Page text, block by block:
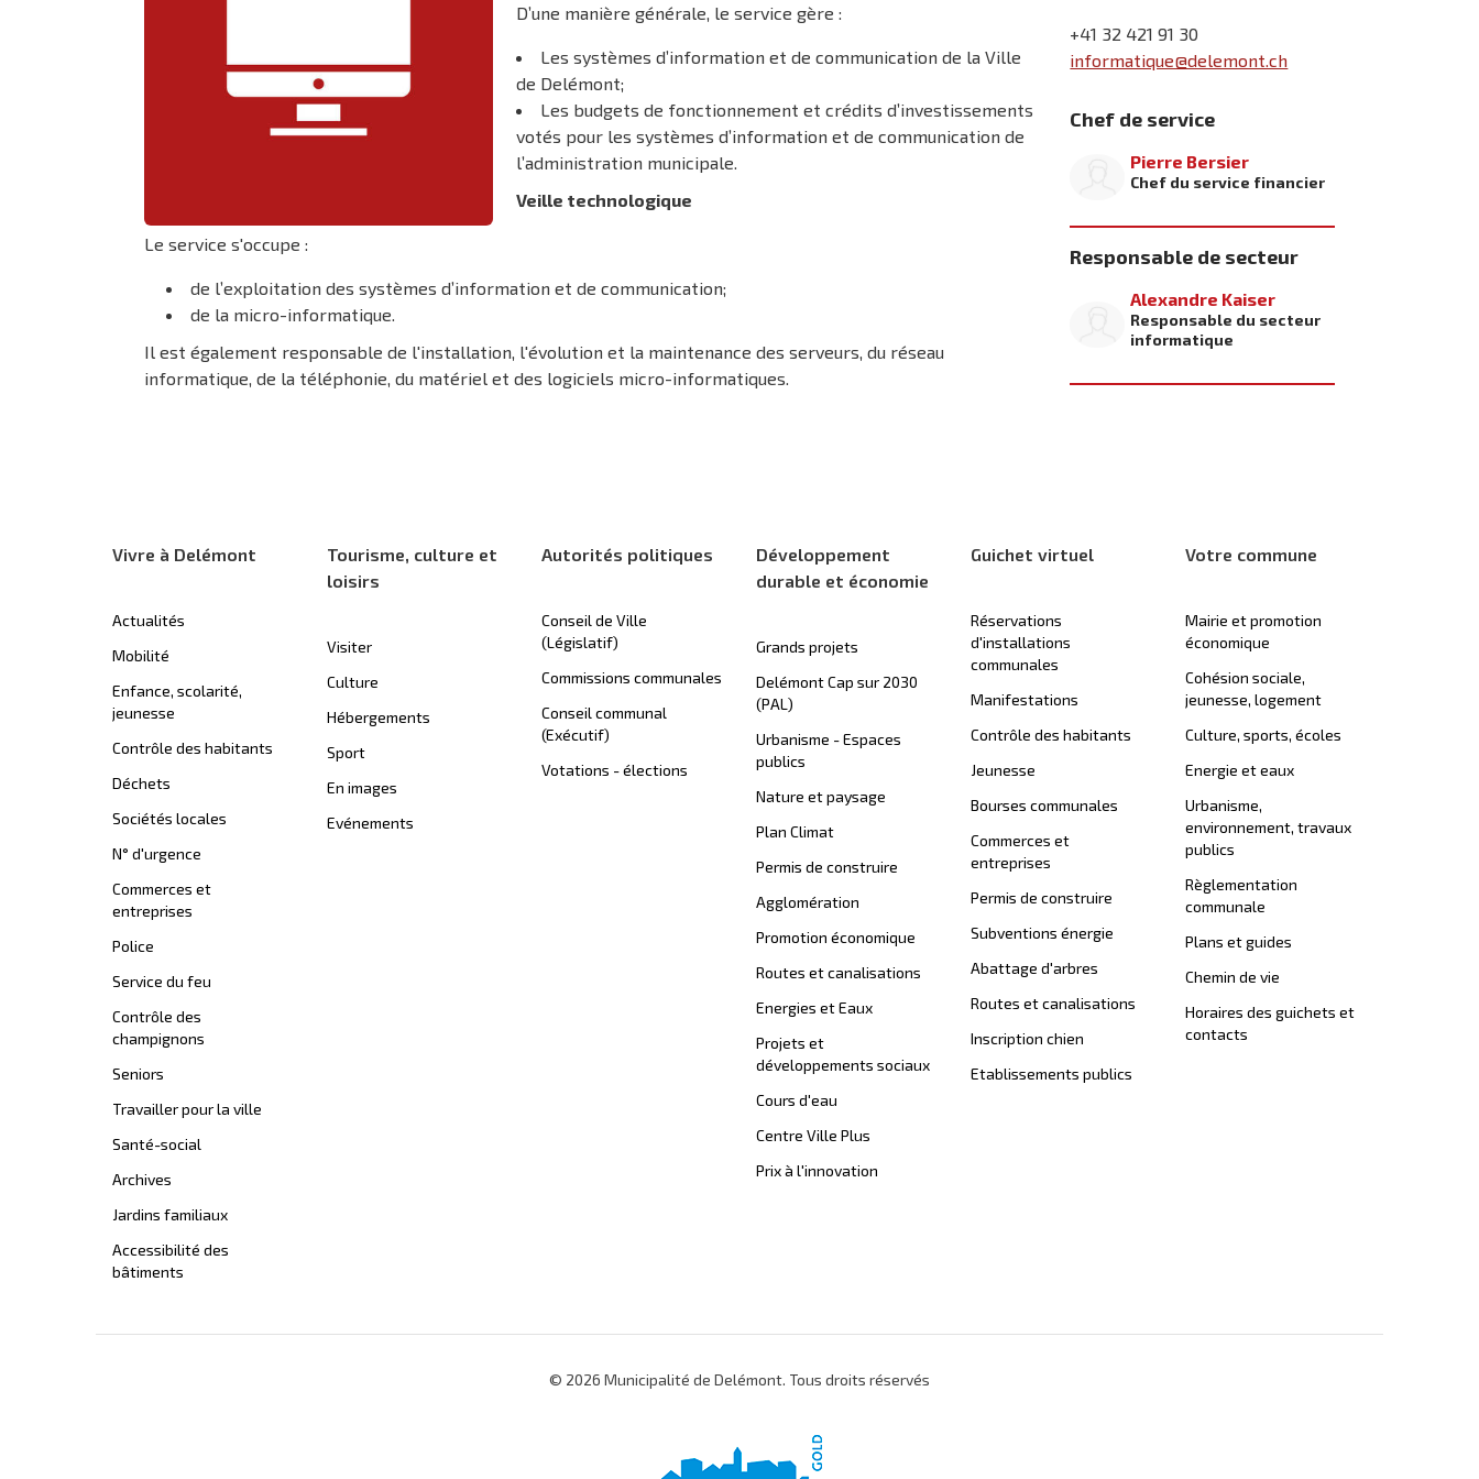
D’une manière générale, le service gère :
Les systèmes d’information et de communication de la Ville
de Delémont;
Les budgets de fonctionnement et crédits d’investissements
votés pour les systèmes d’information et de communication de
l’administration municipale.
Veille technologique
Le service s'occupe :
de l’exploitation des systèmes d’information et de communication;
de la micro-informatique.
Il est également responsable de l'installation, l'évolution et la maintenance des serveurs, du réseau
informatique, de la téléphonie, du matériel et des logiciels micro-informatiques.
+41 32 421 91 30
informatique@delemont.ch
Chef de service
Pierre Bersier
Chef du service financier
Responsable de secteur
Alexandre Kaiser
Responsable du secteur
informatique
Vivre à Delémont
Actualités
Mobilité
Enfance, scolarité,
jeunesse
Contrôle des habitants
Déchets
Sociétés locales
N° d'urgence
Commerces et
entreprises
Police
Service du feu
Contrôle des
champignons
Seniors
Travailler pour la ville
Santé-social
Archives
Jardins familiaux
Accessibilité des
bâtiments
Tourisme, culture et
loisirs
Visiter
Culture
Hébergements
Sport
En images
Evénements
Autorités politiques
Conseil de Ville
(Législatif)
Commissions communales
Conseil communal
(Exécutif)
Votations - élections
Développement
durable et économie
Grands projets
Delémont Cap sur 2030
(PAL)
Urbanisme - Espaces
publics
Nature et paysage
Plan Climat
Permis de construire
Agglomération
Promotion économique
Routes et canalisations
Energies et Eaux
Projets et
développements sociaux
Cours d'eau
Centre Ville Plus
Prix à l'innovation
Guichet virtuel
Réservations
d'installations
communales
Manifestations
Contrôle des habitants
Jeunesse
Bourses communales
Commerces et
entreprises
Permis de construire
Subventions énergie
Abattage d'arbres
Routes et canalisations
Inscription chien
Etablissements publics
Votre commune
Mairie et promotion
économique
Cohésion sociale,
jeunesse, logement
Culture, sports, écoles
Energie et eaux
Urbanisme,
environnement, travaux
publics
Règlementation
communale
Plans et guides
Chemin de vie
Horaires des guichets et
contacts
© 2026 Municipalité de Delémont. Tous droits réservés